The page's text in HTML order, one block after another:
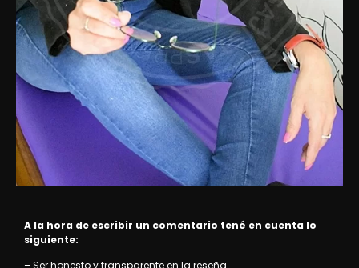
A la hora de escribir un comentario tené en cuenta lo
siguiente: